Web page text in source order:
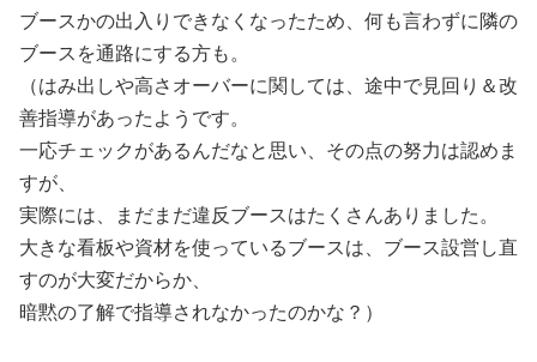
ブースかの出入りできなくなったため、何も言わずに隣の
ブースを通路にする方も。
（はみ出しや高さオーバーに関しては、途中で見回り＆改
善指導があったようです。
一応チェックがあるんだなと思い、その点の努力は認めま
すが、
実際には、まだまだ違反ブースはたくさんありました。
大きな看板や資材を使っているブースは、ブース設営し直
すのが大変だからか、
暗黙の了解で指導されなかったのかな？）